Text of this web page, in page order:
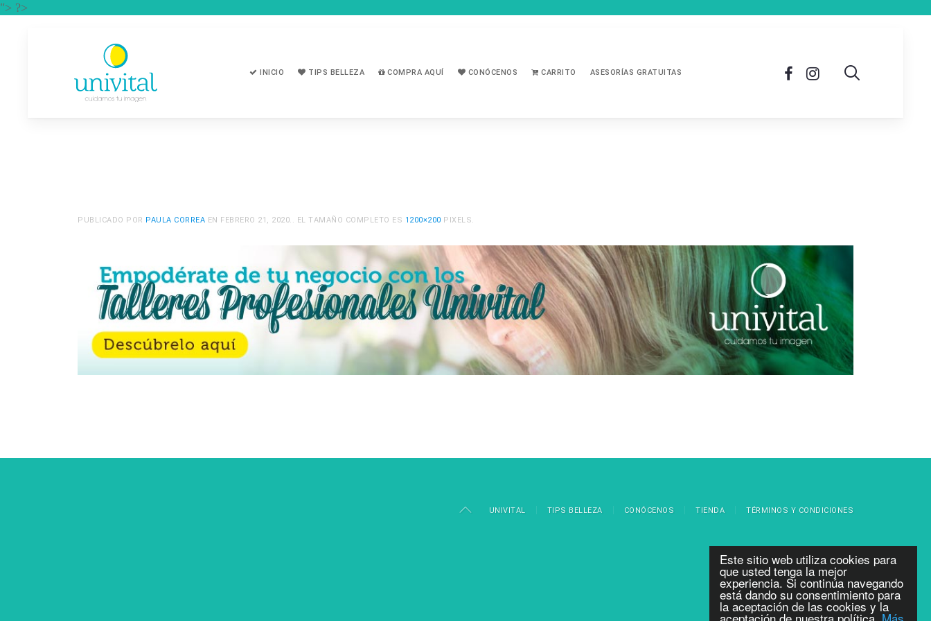
Este sitio web utiliza cookies para
que usted tenga la mejor
experiencia. Si continúa navegando
está dando su consentimiento para
la aceptación de las cookies y la
"> ?>
INICIO TIPS BELLEZA COMPRA AQUÍ CONÓCENOS CARRITO ASESORÍAS GRATUITAS
PUBLICADO POR PAULA CORREA EN FEBRERO 21, 2020.. EL TAMAÑO COMPLETO ES 1200×200 PIXELS.
UNIVITAL TIPS BELLEZA CONÓCENOS TIENDA TÉRMINOS Y CONDICIONES